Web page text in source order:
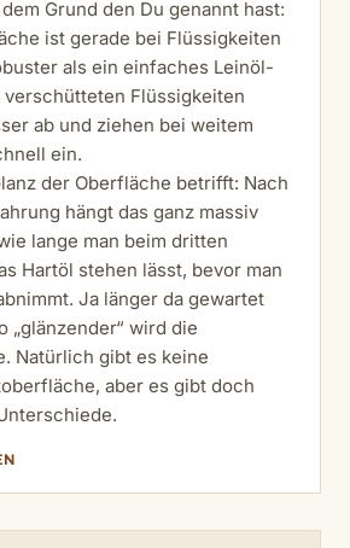
Grund den Du genannt hast:
ist gerade bei Flüssigkeiten
als ein einfaches Leinöl-
verschütteten Flüssigkeiten
ab und ziehen bei weitem
ein.
der Oberfläche betrifft: Nach
hängt das ganz massiv
lange man beim dritten
Hartöl stehen lässt, bevor man
Ja länger da gewartet
„glänzender“ wird die
Natürlich gibt es keine
aber es gibt doch